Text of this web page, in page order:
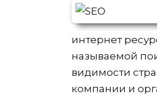
интернет
называемой
видимости
компании и